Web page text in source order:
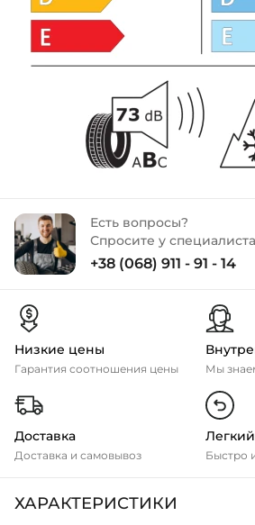
Есть вопросы?
Спросите у специалиста
+38 (068) 911 - 91 - 14
Низкие цены
Гарантия соотношения цены Мы
Доставка
Доставка и самовывоз Быстро
ХАРАКТЕРИСТИКИ